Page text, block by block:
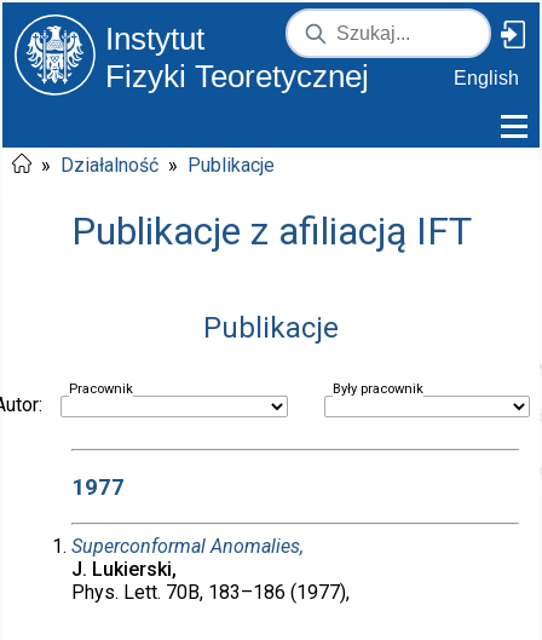
Instytut
Fizyki Teoretycznej
English
» Działalność » Publikacje
Publikacje z afiliacją IFT
Publikacje
Pracownik Były pracownik
1977
Superconformal Anomalies,
J. Lukierski,
Phys. Lett. 70B, 183–186 (1977),